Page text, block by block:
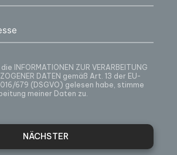
INFORMATIONEN ZUR VERARBEITUNG
DATEN gemäß Art. 13 der EU-
679 (DSGVO) gelesen habe, stimme
meiner Daten zu.
NÄCHSTER